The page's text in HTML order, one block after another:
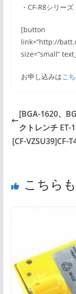
・CF-R8シリー
[button
link=”http://
size=”small”
お申し込みはこ
[BGA-1620、
クトレンチ ET-
[CF-VZSU39]CF-
こちら